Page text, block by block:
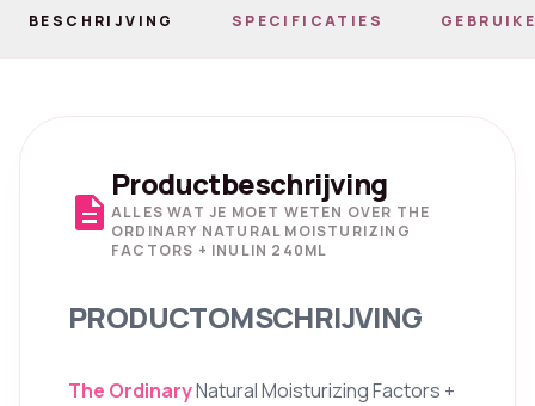
BESCHRIJVING SPECIFICATIES
description
Productbeschrijving
ALLES WAT JE MOET WETEN OVER THE
ORDINARY NATURAL MOISTURIZING
FACTORS + INULIN 240ML
PRODUCTOMSCHRIJVING
The OrdinaryNatural Moisturizing Factors +